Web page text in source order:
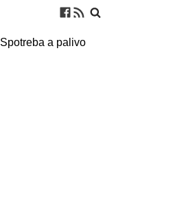
Spotreba a palivo